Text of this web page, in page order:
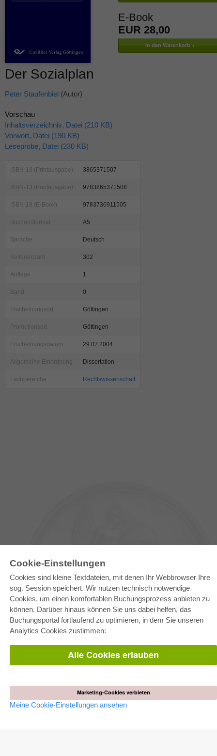
Cookie-Einstellungen
Cookies sind kleine Textdateien, mit denen Ihr Webbrowser Ihre
sog. Session speichert. Wir nutzen technisch notwendige
Cookies, um einen komfortablen Buchungsprozess anbieten zu
können. Darüber hinaus können Sie uns dabei helfen, das
Buchungsportal fortlaufend zu optimieren, in dem Sie unseren
Analytics Cookies zustimmen:
Alle Cookies erlauben
Marketing-Cookies verbieten
Meine Cookie-Einstellungen ansehen
E-Book
EUR 28,00
Der Sozialplan
Peter Staufenbiel (Autor)
Vorschau
Inhaltsverzeichnis, Datei (210 KB)
Vorwort, Datei (190 KB)
Leseprobe, Datei (230 KB)
ISBN-13 (Printausgabe) 3865371507
ISBN-13 (Printausgabe) 9783865371508
ISBN-13 (E-Book) 9783736911505
Buchendformat A5
Sprache Deutsch
Seitenanzahl 302
Auflage 1
Band 0
Erscheinungsort Göttingen
Promotionsort Göttingen
Erscheinungsdatum 29.07.2004
Allgemeine Einordnung Dissertation
Fachbereiche Rechtswissenschaft
E-COLLECTION
Gesamtpaket
Fachbereichspakete
Pick & Choose
Bereitstellung von E-Books
Häufig gestellte Fragen (FAQ)
AGB
AUTOR WERDEN